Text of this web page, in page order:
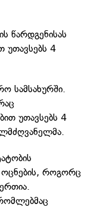
წარდგენისას
უთავსებს 4
სამსახურში.
უთავსებს 4
ოცნების, როგორც